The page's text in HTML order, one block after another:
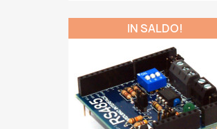
IN SALDO!